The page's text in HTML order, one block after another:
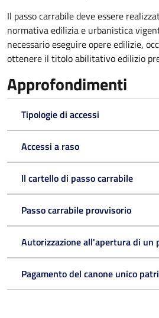
Il passo carrabile deve essere
normativa edilizia e urbanistica
necessario eseguire opere edilizie,
ottenere il titolo abilitativo edilizio
Approfondimenti
Tipologie di accessi
Accessi a raso
Il cartello di passo carrabile
Passo carrabile provvisorio
Autorizzazione all'apertura di un
Pagamento del canone unico